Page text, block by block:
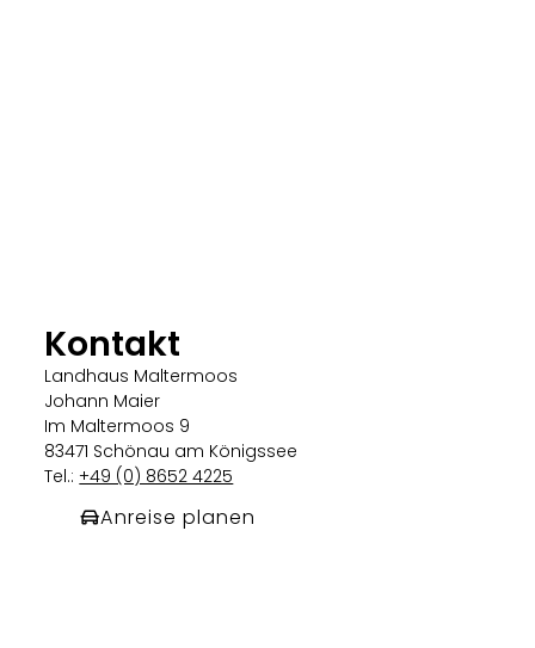
Kontakt
Landhaus Maltermoos
Johann Maier
Im Maltermoos 9
83471 Schönau am Königssee
Tel.:+49 (0) 8652 4225
Anreise planen